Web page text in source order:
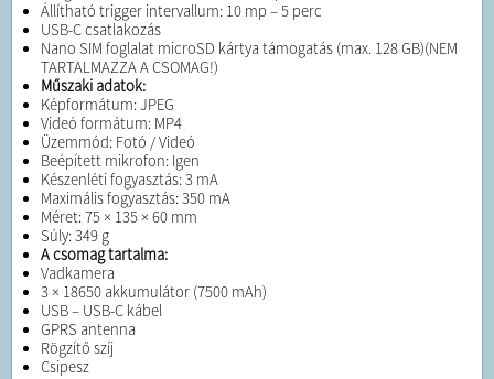
Állítható trigger intervallum: 10 mp – 5 perc
USB-C csatlakozás
Nano SIM foglalat microSD kártya támogatás (max. 128 GB)(NEM
TARTALMAZZA A CSOMAG!)
Műszaki adatok:
Képformátum: JPEG
Videó formátum: MP4
Üzemmód: Fotó / Videó
Beépített mikrofon: Igen
Készenléti fogyasztás: 3 mA
Maximális fogyasztás: 350 mA
Méret: 75 × 135 × 60 mm
Súly: 349 g
A csomag tartalma:
Vadkamera
3 × 18650 akkumulátor (7500 mAh)
USB – USB-C kábel
GPRS antenna
Rögzítő szíj
Csipesz